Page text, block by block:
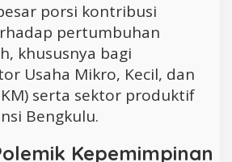
porsi kontribusi
pertumbuhan
khususnya bagi
Usaha Mikro, Kecil, dan
serta sektor produktif
Bengkulu.
Kepemimpinan